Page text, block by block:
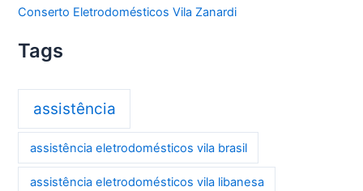
Conserto Eletrodomésticos Vila Zanardi
Tags
assistência
assistência eletrodomésticos vila brasil
assistência eletrodomésticos vila libanesa